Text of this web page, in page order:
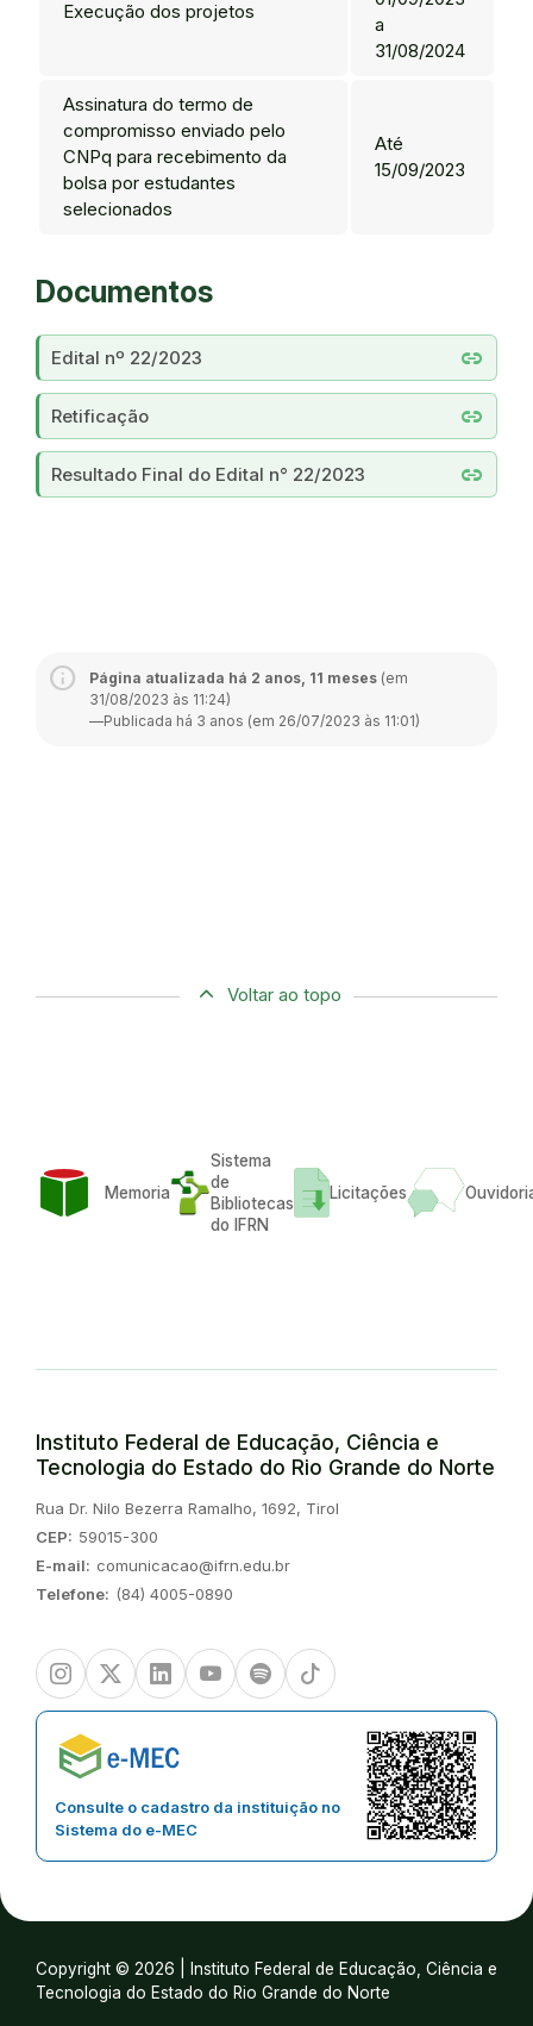
Execução dos projetos
a
31/08/2024
Assinatura do termo de
compromisso enviado pelo
CNPq para recebimento da
bolsa por estudantes
selecionados
Até
15/09/2023
Documentos
link
Edital nº 22/2023
link
Retificação
link
Resultado Final do Edital n° 22/2023
Página atualizada há 2 anos, 11 meses (em
31/08/2023 às 11:24)
—Publicada há 3 anos (em 26/07/2023 às 11:01)
Voltar ao topo
Memoria
Sistema
de
Bibliotecas
do IFRN
Licitações
Instituto Federal de Educação, Ciência e
Tecnologia do Estado do Rio Grande do Norte
Endereço:
Rua Dr. Nilo Bezerra Ramalho, 1692, Tirol
CEP: 59015-300
E-mail: comunicacao@ifrn.edu.br
Telefone: (84) 4005-0890
InstagramTwitter/XLinkedinYoutubeSpotify TikTok
Consulte o cadastro da instituição no
Sistema do e-MEC
Copyright © 2026 | Instituto Federal de Educação, Ciência e
Tecnologia do Estado do Rio Grande do Norte